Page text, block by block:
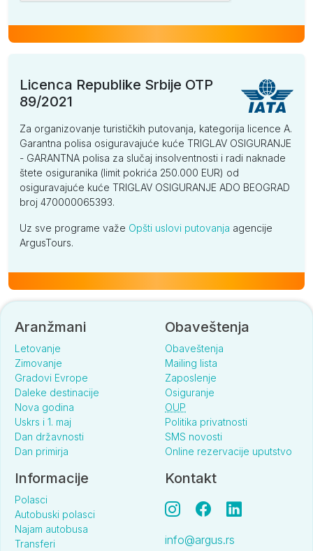
Licenca Republike Srbije OTP
89/2021
Za organizovanje turističkih putovanja, kategorija licence A.
Garantna polisa osiguravajuće kuće TRIGLAV OSIGURANJE
- GARANTNA polisa za slučaj insolventnosti i radi naknade
štete osiguranika (limit pokrića 250.000 EUR) od
osiguravajuće kuće TRIGLAV OSIGURANJE ADO BEOGRAD
broj 470000065393.
Uz sve programe važe Opšti uslovi putovanja agencije
ArgusTours.
Aranžmani
Letovanje
Zimovanje
Gradovi Evrope
Daleke destinacije
Nova godina
Uskrs i 1. maj
Dan državnosti
Dan primirja
Obaveštenja
Obaveštenja
Mailing lista
Zaposlenje
Osiguranje
OUP
Politika privatnosti
SMS novosti
Online rezervacije uputstvo
Informacije
Polasci
Autobuski polasci
Najam autobusa
Transferi
Kontakt
info@argus.rs